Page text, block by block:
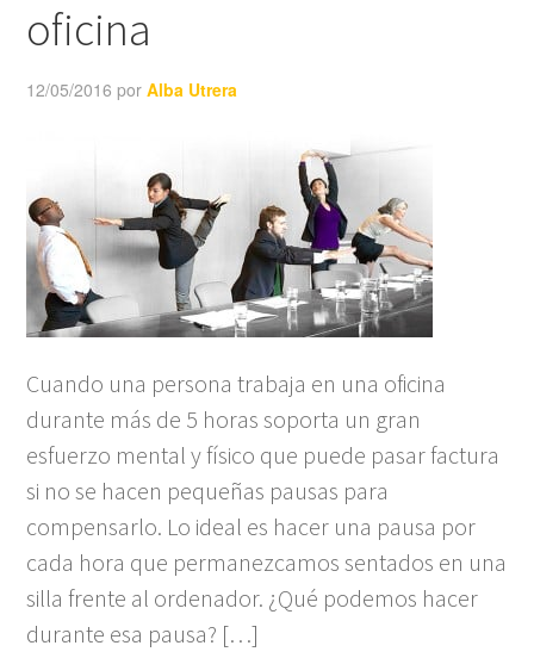
oficina
12/05/2016 porAlba Utrera
Cuando una persona trabaja en una oficina
durante más de 5 horas soporta un gran
esfuerzo mental y físico que puede pasar factura
si no se hacen pequeñas pausas para
compensarlo. Lo ideal es hacer una pausa por
cada hora que permanezcamos sentados en una
silla frente al ordenador. ¿Qué podemos hacer
durante esa pausa? […]